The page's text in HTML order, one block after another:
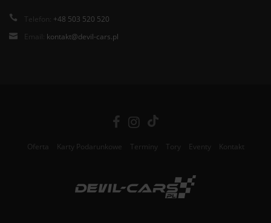
Telefon: +48 503 520 520
Email: kontakt@devil-cars.pl
Oferta Karty Podarunkowe Terminy Tory Eventy Kontakt